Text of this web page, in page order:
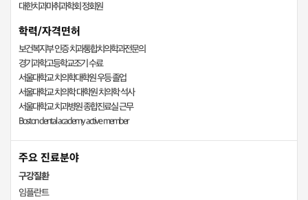
대한치과마취과학회 정회원
학력/자격면허
보건복지부 인증 치과통합치의학과전문의
경기과학고등학교조기 수료
서울대학교 치의학대학원 우등 졸업
서울대학교 치의학 대학원 치의학 석사
서울대학교 치과병원 종합진료실 근무
Boston dental academy active member
주요 진료분야
구강질환
임플란트